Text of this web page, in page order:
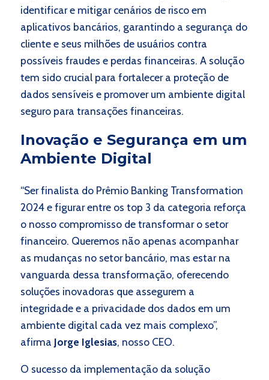
identificar e mitigar cenários de risco em
aplicativos bancários, garantindo a segurança do
cliente e seus milhões de usuários contra
possíveis fraudes e perdas financeiras. A solução
tem sido crucial para fortalecer a proteção de
dados sensíveis e promover um ambiente digital
seguro para transações financeiras.
Inovação e Segurança em um
Ambiente Digital
“Ser finalista do Prêmio Banking Transformation
2024 e figurar entre os top 3 da categoria reforça
o nosso compromisso de transformar o setor
financeiro. Queremos não apenas acompanhar
as mudanças no setor bancário, mas estar na
vanguarda dessa transformação, oferecendo
soluções inovadoras que assegurem a
integridade e a privacidade dos dados em um
ambiente digital cada vez mais complexo”,
afirma Jorge Iglesias, nosso CEO.
O sucesso da implementação da solução